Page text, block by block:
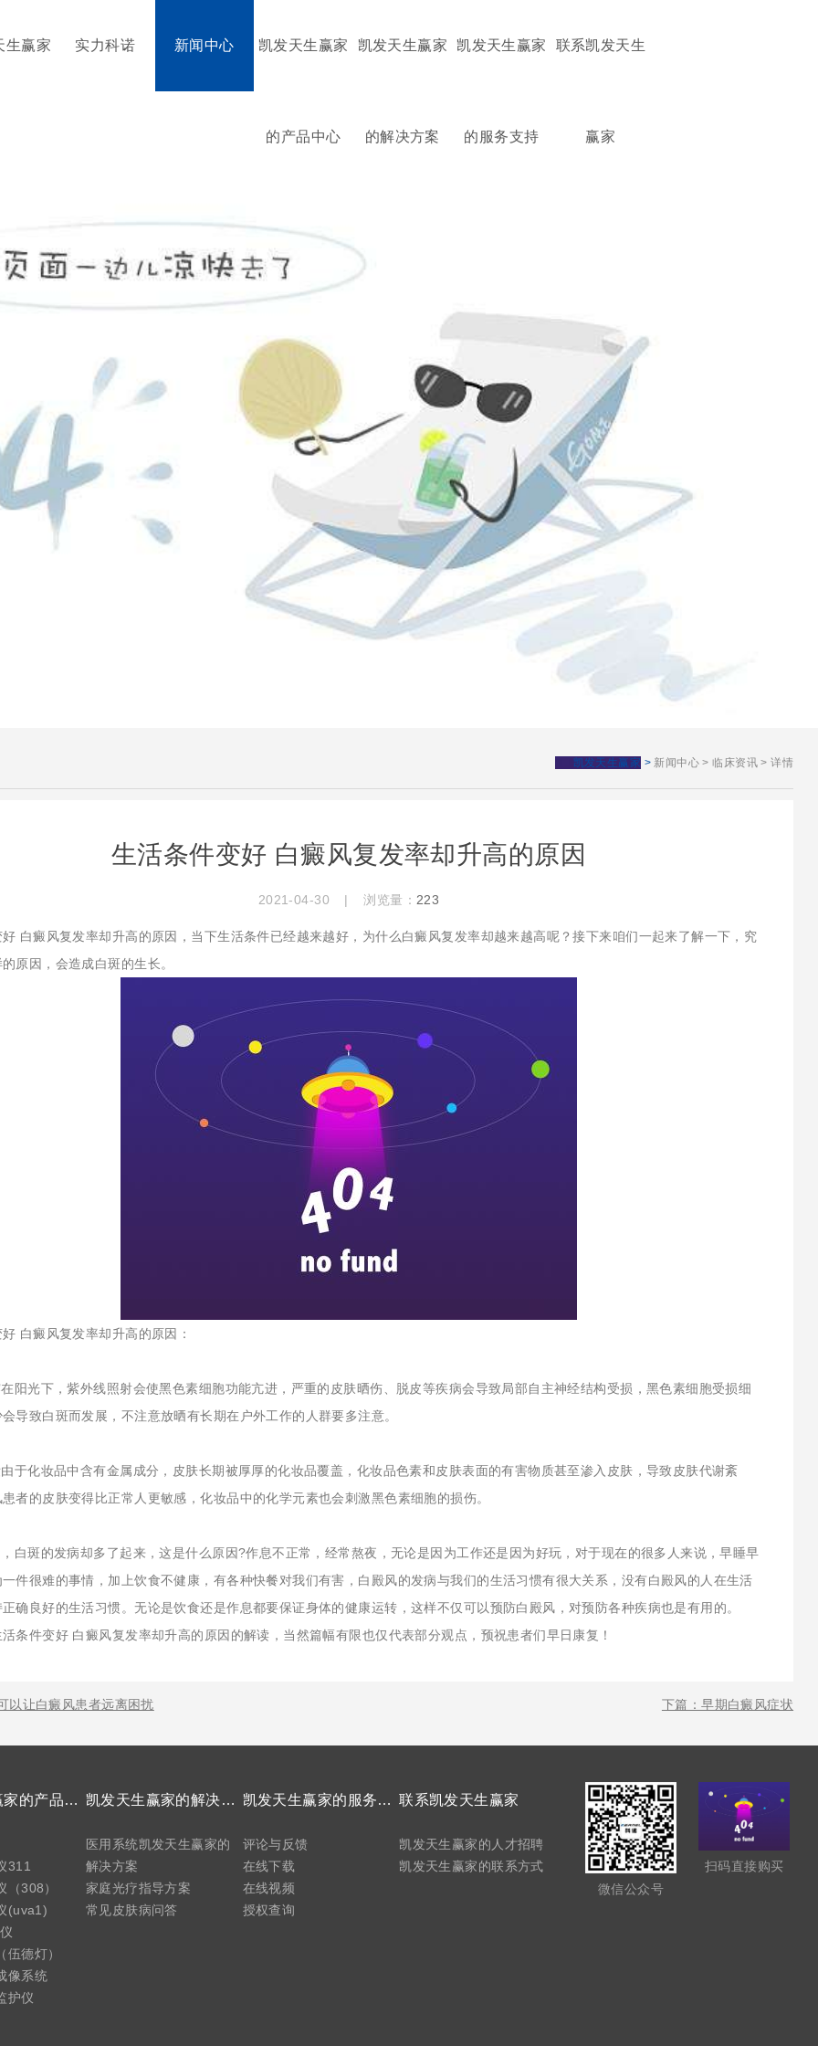
生赢家 实力科诺 新闻中心 凯发天生赢家
的产品中心
凯发天生赢家
的解决方案
凯发天生赢家
的服务支持
联系凯发天生
赢家
凯发天生赢家 > 新闻中心 > 临床资讯 > 详情
生活条件变好 白癜风复发率却升高的原因
2021-04-30 | 浏览量： 223
白癜风复发率却升高的原因，当下生活条件已经越来越好，为什么白癜风复发率却越来越高呢？接下来咱们一起来了解一下，究
原因，会造成白斑的生长。
白癜风复发率却升高的原因：
阳光下，紫外线照射会使黑色素细胞功能亢进，严重的皮肤晒伤、脱皮等疾病会导致局部自主神经结构受损，黑色素细胞受损细
导致白斑而发展，不注意放晒有长期在户外工作的人群要多注意。
于化妆品中含有金属成分，皮肤长期被厚厚的化妆品覆盖，化妆品色素和皮肤表面的有害物质甚至渗入皮肤，导致皮肤代谢紊
者的皮肤变得比正常人更敏感，化妆品中的化学元素也会刺激黑色素细胞的损伤。
白斑的发病却多了起来，这是什么原因?作息不正常，经常熬夜，无论是因为工作还是因为好玩，对于现在的很多人来说，早睡早
件很难的事情，加上饮食不健康，有各种快餐对我们有害，白殿风的发病与我们的生活习惯有很大关系，没有白殿风的人在生活
确良好的生活习惯。无论是饮食还是作息都要保证身体的健康运转，这样不仅可以预防白殿风，对预防各种疾病也是有用的。
条件变好 白癜风复发率却升高的原因 的解读，当然篇幅有限也仅代表部分观点，预祝患者们早日康复！
以让白癜风患者远离困扰 下篇：早期白癜风症状
凯发天生赢家的产品中心
311
（308）
(uva1)
伍德灯）
像系统
护仪
凯发天生赢家的解决方案
医用系统凯发天生赢家的
解决方案
家庭光疗指导方案
常见皮肤病问答
凯发天生赢家的服务支持
评论与反馈
在线下载
在线视频
授权查询
联系凯发天生赢家
凯发天生赢家的人才招聘
凯发天生赢家的联系方式
微信公众号
扫码直接购买